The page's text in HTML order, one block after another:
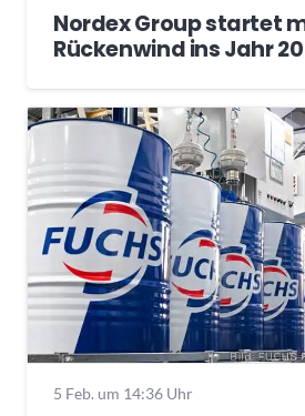
Nordex Group startet
Rückenwind ins Jahr
5 Feb. um 14:36 Uhr